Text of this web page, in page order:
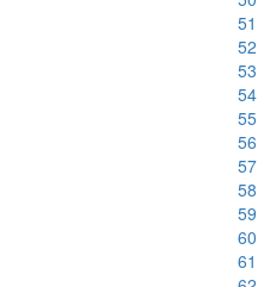
51
52
53
54
55
56
57
58
59
60
61